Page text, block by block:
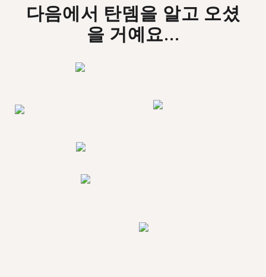
다음에서 탄뎀을 알고 오셨
을 거예요...